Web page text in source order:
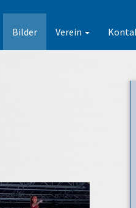
Bilder Verein